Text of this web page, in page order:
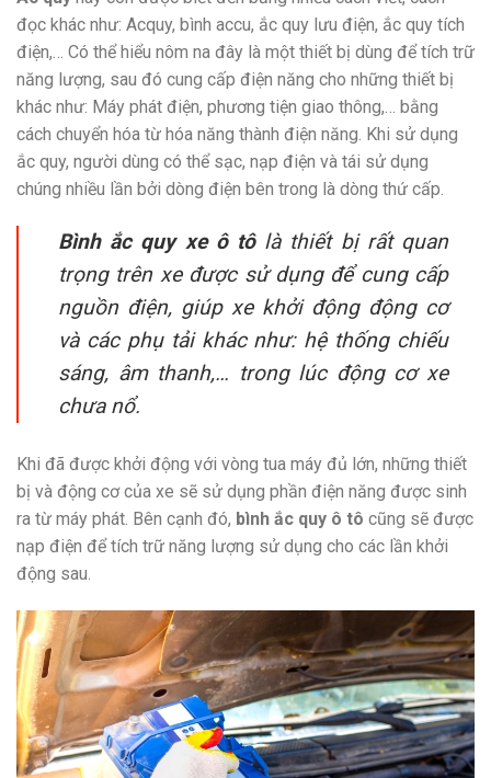
đọc khác như: Acquy, bình accu, ắc quy lưu điện, ắc quy tích
điện,… Có thể hiểu nôm na đây là một thiết bị dùng để tích trữ
năng lượng, sau đó cung cấp điện năng cho những thiết bị
khác như: Máy phát điện, phương tiện giao thông,… bằng
cách chuyển hóa từ hóa năng thành điện năng. Khi sử dụng
ắc quy, người dùng có thể sạc, nạp điện và tái sử dụng
chúng nhiều lần bởi dòng điện bên trong là dòng thứ cấp.
Bình ắc quy xe ô tôlà thiết bị rất quan
trọng trên xe được sử dụng để cung cấp
nguồn điện, giúp xe khởi động động cơ
và các phụ tải khác như: hệ thống chiếu
sáng, âm thanh,… trong lúc động cơ xe
chưa nổ.
Khi đã được khởi động với vòng tua máy đủ lớn, những thiết
bị và động cơ của xe sẽ sử dụng phần điện năng được sinh
ra từ máy phát. Bên cạnh đó, bình ắc quy ô tô cũng sẽ được
nạp điện để tích trữ năng lượng sử dụng cho các lần khởi
động sau.